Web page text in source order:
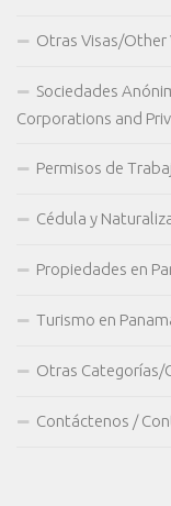
Otras Visas/Other
Sociedades
Corporations and
Permisos de
Cédula y
Propiedades en
Turismo en
Otras Categorías/
Contáctenos /